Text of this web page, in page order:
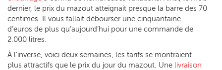
dernier, le prix du mazout atteignait presque la barre des 70
centimes. Il vous fallait débourser une cinquantaine
d’euros de plus qu’aujourd’hui pour une commande de
2.000 litres.
À l’inverse, voici deux semaines, les tarifs se montraient
plus attractifs que le prix du jour du mazout. Une livraison